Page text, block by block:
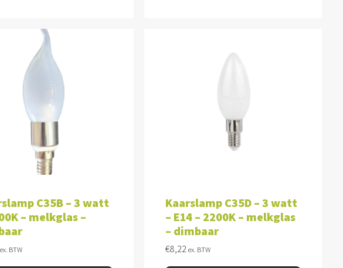
C35B – 3 watt
– melkglas –
ex. BTW
Kaarslamp C35D – 3 watt
– E14 – 2200K – melkglas
– dimbaar
€8,22 ex. BTW